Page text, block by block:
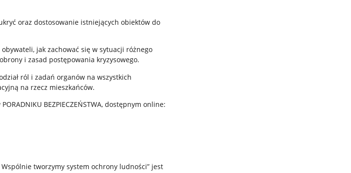
oraz dostosowanie istniejących obiektów do
jak zachować się w sytuacji różnego
i zasad postępowania kryzysowego.
ról i zadań organów na wszystkich
na rzecz mieszkańców.
BEZPIECZEŃSTWA, dostępnym online:
Wspólnie tworzymy system ochrony ludności” jest